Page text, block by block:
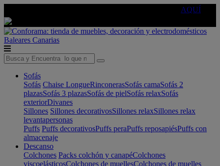
AQUÍ
Baleares Canarias
Sofás
Sofás Chaise LongueRinconerasSofás camaSofás 2
plazasSofás 3 plazasSofás de pielSofás relaxSofás
exteriorDivanes
Sillones Sillones decorativosSillones relaxSillones relax
levantapersonas
Puffs Puffs decorativosPuffs peraPuffs reposapiésPuffs con
almacenaje
Descanso
Colchones Packs colchón y canapéColchones
viscoelásticosColchones de muellesColchones de muelles